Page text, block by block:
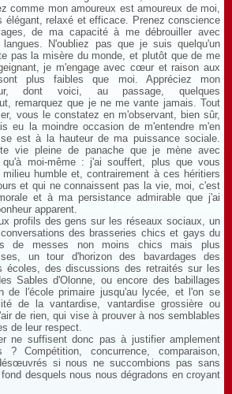
comme mon amoureux est amoureux de moi,
relaxé et efficace. Prenez conscience
de ma capacité à me débrouiller avec
N'oubliez pas que je suis quelqu'un
pas la misère du monde, et plutôt que de me
je m'engage avec cœur et raison aux
plus faibles que moi. Appréciez mon
dont voici, au passage, quelques
remarquez que je ne me vante jamais. Tout
vous le constatez en m'observant, bien sûr,
eu la moindre occasion de m'entendre m'en
est à la hauteur de ma puissance sociale.
vie pleine de panache que je mène avec
moi-même : j'ai souffert, plus que vous
humble et, contrairement à ces héritiers
et qui ne connaissent pas la vie, moi, c'est
et à ma persistance admirable que j'ai
apparent.
profils des gens sur les réseaux sociaux, un
des brasseries chics et gays du
de messes non moins chics mais plus
un tour d'horizon des bavardages des
écoles, des discussions des retraités sur les
Sables d'Olonne, ou encore des babillages
de l'école primaire jusqu'au lycée, et l'on se
de la vantardise, vantardise grossière ou
de rien, qui vise à prouver à nos semblables
de leur respect.
ne suffisent donc pas à justifier amplement
? Compétition, concurrence, comparaison,
si nous ne succombions pas sans
desquels nous nous dégradons en croyant